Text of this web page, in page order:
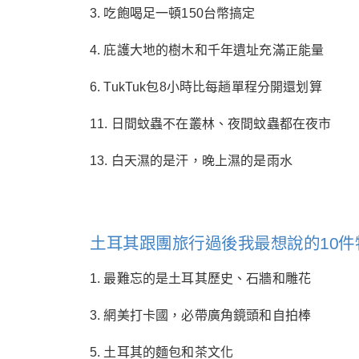
3. 吃飽喝足一頓150台幣搞定
4. 庇護大地的樹木和千年遺址充滿正能量
6. TukTuk包8小時比每趟單程分開還划算
11. 日間蚊蟲不在叢林、夜間蚊蟲都在夜市
13. 白天濕的是汗，晚上濕的是雨水
土耳其跟團旅行過後我最想說的10件
1. 最難忘的是土耳其歷史、石牆和雕花
3. 網美打卡國，必帶廣角鏡頭和自拍棒
5. 土耳其的麵包和茶文化